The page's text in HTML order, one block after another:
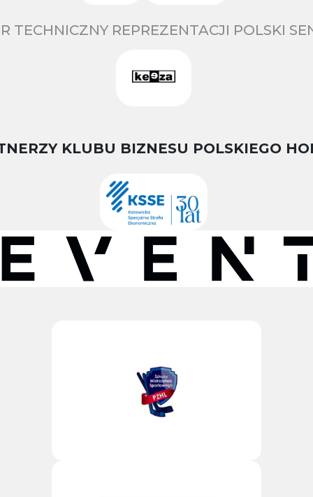
TECHNICZNY REPREZENTACJI POLSKI
KLUBU BIZNESU POLSKIEGO